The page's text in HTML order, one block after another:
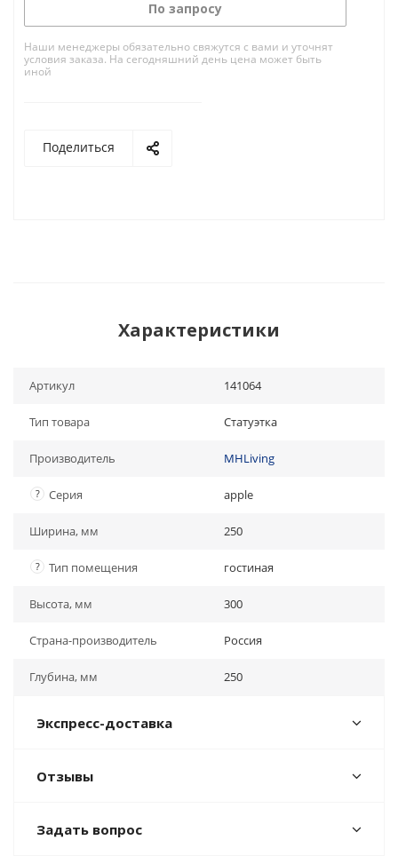
По запросу
Наши менеджеры обязательно свяжутся с вами и уточнят
условия заказа. На сегодняшний день цена может быть
иной
Поделиться
Характеристики
Артикул 141064
Тип товара Статуэтка
Производитель MHLiving
? Серия apple
Ширина, мм 250
? Тип помещения гостиная
Высота, мм 300
Страна-производитель Россия
Глубина, мм 250
Экспресс-доставка
Отзывы
Задать вопрос